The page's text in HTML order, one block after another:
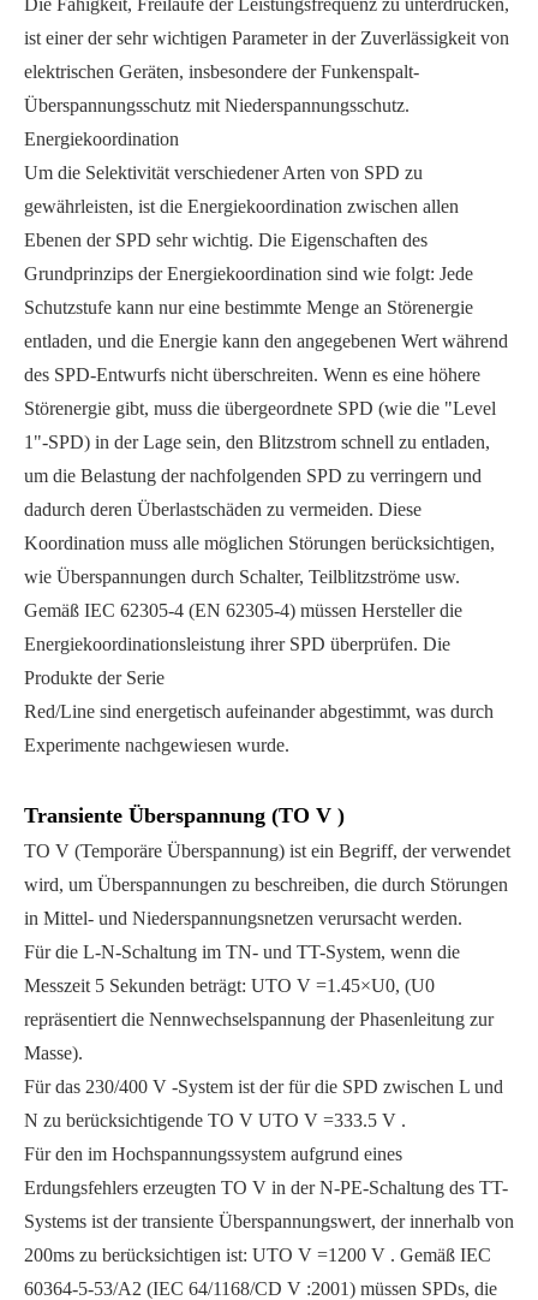
Die Fähigkeit, Freiläufe der Leistungsfrequenz zu unterdrücken,
ist einer der sehr wichtigen Parameter in der Zuverlässigkeit von
elektrischen Geräten, insbesondere der Funkenspalt-
Überspannungsschutz mit Niederspannungsschutz.
Energiekoordination
Um die Selektivität verschiedener Arten von SPD zu
gewährleisten, ist die Energiekoordination zwischen allen
Ebenen der SPD sehr wichtig. Die Eigenschaften des
Grundprinzips der Energiekoordination sind wie folgt: Jede
Schutzstufe kann nur eine bestimmte Menge an Störenergie
entladen, und die Energie kann den angegebenen Wert während
des SPD-Entwurfs nicht überschreiten. Wenn es eine höhere
Störenergie gibt, muss die übergeordnete SPD (wie die "Level
1"-SPD) in der Lage sein, den Blitzstrom schnell zu entladen,
um die Belastung der nachfolgenden SPD zu verringern und
dadurch deren Überlastschäden zu vermeiden. Diese
Koordination muss alle möglichen Störungen berücksichtigen,
wie Überspannungen durch Schalter, Teilblitzströme usw.
Gemäß IEC 62305-4 (EN 62305-4) müssen Hersteller die
Energiekoordinationsleistung ihrer SPD überprüfen. Die
Produkte der Serie
Red/Line sind energetisch aufeinander abgestimmt, was durch
Experimente nachgewiesen wurde.
Transiente Überspannung (TO V )
TO V (Temporäre Überspannung) ist ein Begriff, der verwendet
wird, um Überspannungen zu beschreiben, die durch Störungen
in Mittel- und Niederspannungsnetzen verursacht werden.
Für die L-N-Schaltung im TN- und TT-System, wenn die
Messzeit 5 Sekunden beträgt: UTO V =1.45×U0, (U0
repräsentiert die Nennwechselspannung der Phasenleitung zur
Masse).
Für das 230/400 V -System ist der für die SPD zwischen L und
N zu berücksichtigende TO V UTO V =333.5 V .
Für den im Hochspannungssystem aufgrund eines
Erdungsfehlers erzeugten TO V in der N-PE-Schaltung des TT-
Systems ist der transiente Überspannungswert, der innerhalb von
200ms zu berücksichtigen ist: UTO V =1200 V . Gemäß IEC
60364-5-53/A2 (IEC 64/1168/CD V :2001) müssen SPDs, die